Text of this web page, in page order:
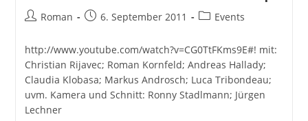
Beitrags-
Roman
Beitrag6. September 2011
Beitrags-
Events
http://www.youtube.com/watch?v=CG0TtFKms9E#! mit:
Christian Rijavec; Roman Kornfeld; Andreas Hallady;
Claudia Klobasa; Markus Androsch; Luca Tribondeau;
uvm. Kamera und Schnitt: Ronny Stadlmann; Jürgen
Lechner